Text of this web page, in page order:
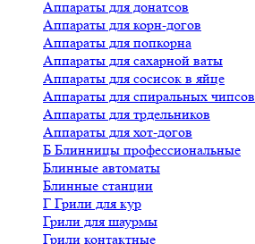
Аппараты для донатсов
Аппараты для корн-догов
Аппараты для попкорна
Аппараты для сахарной ваты
Аппараты для сосисок в яйце
Аппараты для спиральных чипсов
Аппараты для трдельников
Аппараты для хот-догов
Б Блинницы профессиональные
Блинные автоматы
Блинные станции
Г Грили для кур
Грили для шаурмы
Грили контактные